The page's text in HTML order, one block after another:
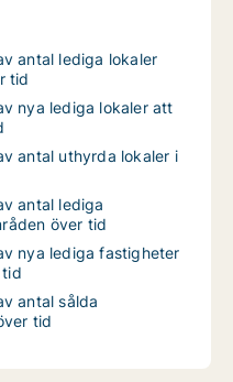
antal lediga lokaler
tid
nya lediga lokaler att
antal uthyrda lokaler i
antal lediga
över tid
nya lediga fastigheter
tid
antal sålda
tid